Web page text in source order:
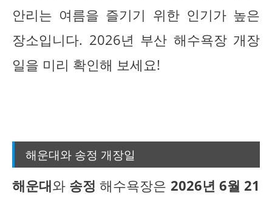
안리는 여름을 즐기기 위한 인기가 높은
장소입니다. 2026년 부산 해수욕장 개장
일을 미리 확인해 보세요!
해운대와 송정 개장일
해운대와 송정 해수욕장은 2026년 6월 21